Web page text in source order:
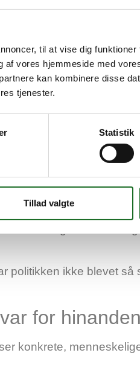
til at vise dig
vores hjemmeside med
kan kombinere disse
tjenester.
Statistik
Tillad valgte
et stærkt lokalt netværk af
en forskel for udsatte
Hvidovre bo,
Hvidovre Almennyttige
Lejerbo, Hvidovre,
Region Hovedstadens
Kvinder, Seniorrådet i
/ Herberg Gammel Køge
politikken ikke blevet så
for hinanden
konkrete,